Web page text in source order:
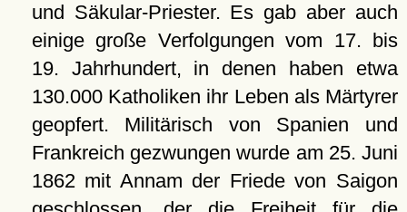
und Säkular-Priester. Es gab aber auch
einige große Verfolgungen vom 17. bis
19. Jahrhundert, in denen haben etwa
130.000 Katholiken ihr Leben als Märtyrer
geopfert. Militärisch von Spanien und
Frankreich gezwungen wurde am 25. Juni
1862 mit Annam der Friede von Saigon